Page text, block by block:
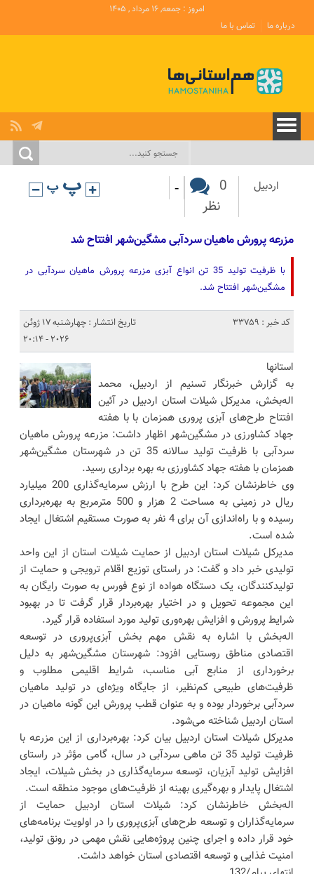
امروز : جمعه, ۱۶ مرداد , ۱۴۰۵
درباره ما
تماس با ما
اردبیل
0
نظر
-
مزرعه پرورش ماهیان سردآبی مشگین‌شهر افتتاح شد
با ظرفیت تولید 35 تن انواع آبزی مزرعه پرورش ماهیان سردآبی در
مشگین‌شهر افتتاح شد.
کد خبر : 33759
تاریخ انتشار : چهارشنبه 17 ژوئن
2026 - 20:14
استانها
به گزارش خبرنگار تسنیم از اردبیل، محمد
اله‌بخش، مدیرکل شیلات استان اردبیل در آئین
افتتاح طرح‌های آبزی پروری همزمان با با هفته
جهاد کشاورزی در مشگین‌شهر اظهار داشت: مزرعه پرورش ماهیان
سردآبی با ظرفیت تولید سالانه 35 تن در شهرستان مشگین‌شهر
همزمان با هفته جهاد کشاورزی به بهره برداری رسید.
وی خاطرنشان کرد: این طرح با ارزش سرمایه‌گذاری 200 میلیارد
ریال در زمینی به مساحت 2 هزار و 500 مترمربع به بهره‌برداری
رسیده و با راه‌اندازی آن برای 4 نفر به صورت مستقیم اشتغال ایجاد
شده است.
مدیرکل شیلات استان اردبیل از حمایت شیلات استان از این واحد
تولیدی خبر داد و گفت: در راستای توزیع اقلام ترویجی و حمایت از
تولیدکنندگان، یک دستگاه هواده از نوع فورس به صورت رایگان به
این مجموعه تحویل و در اختیار بهره‌بردار قرار گرفت تا در بهبود
شرایط پرورش و افزایش بهره‌وری تولید مورد استفاده قرار گیرد.
اله‌بخش با اشاره به نقش مهم بخش آبزی‌پروری در توسعه
اقتصادی مناطق روستایی افزود: شهرستان مشگین‌شهر به دلیل
برخورداری از منابع آبی مناسب، شرایط اقلیمی مطلوب و
ظرفیت‌های طبیعی کم‌نظیر، از جایگاه ویژه‌ای در تولید ماهیان
سردآبی برخوردار بوده و به عنوان قطب پرورش این گونه ماهیان در
استان اردبیل شناخته می‌شود.
مدیرکل شیلات استان اردبیل بیان کرد: بهره‌برداری از این مزرعه با
ظرفیت تولید 35 تن ماهی سردآبی در سال، گامی مؤثر در راستای
افزایش تولید آبزیان، توسعه سرمایه‌گذاری در بخش شیلات، ایجاد
اشتغال پایدار و بهره‌گیری بهینه از ظرفیت‌های موجود منطقه است.
اله‌بخش خاطرنشان کرد: شیلات استان اردبیل حمایت از
سرمایه‌گذاران و توسعه طرح‌های آبزی‌پروری را در اولویت برنامه‌های
خود قرار داده و اجرای چنین پروژه‌هایی نقش مهمی در رونق تولید،
امنیت غذایی و توسعه اقتصادی استان خواهد داشت.